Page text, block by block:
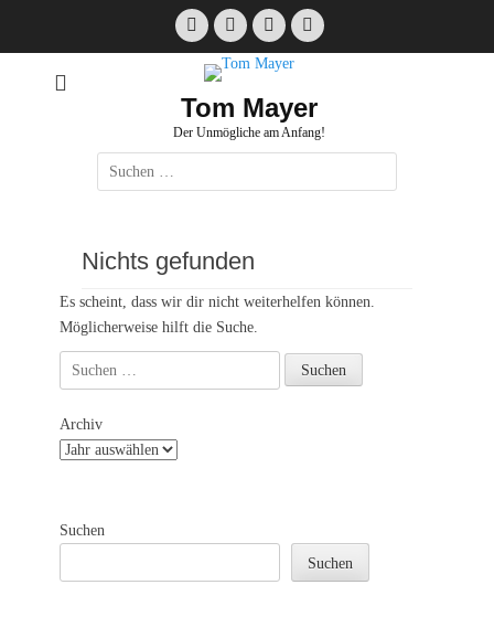
Facebook
E-
Mail
InstagramWebsite
Tom Mayer
Der Unmögliche am Anfang!
Suche
nach:
Nichts gefunden
Es scheint, dass wir dir nicht weiterhelfen können.
Möglicherweise hilft die Suche.
Suche
nach:
Archiv
Suchen
Suchen